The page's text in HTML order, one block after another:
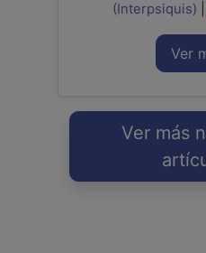
(Interpsiquis)
Ver
Ver más